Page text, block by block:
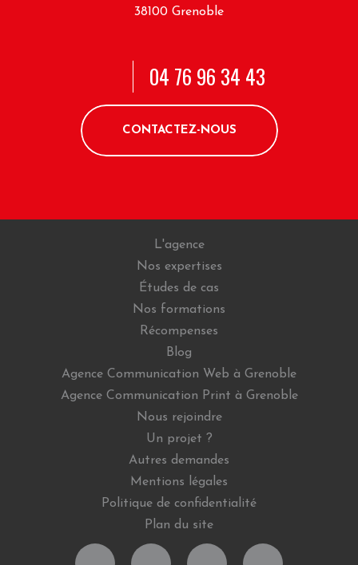
38100 Grenoble
04 76 96 34 43
CONTACTEZ-NOUS
L'agence
Nos expertises
Études de cas
Nos formations
Récompenses
Blog
Agence Communication Web à Grenoble
Agence Communication Print à Grenoble
Nous rejoindre
Un projet ?
Autres demandes
Mentions légales
Politique de confidentialité
Plan du site